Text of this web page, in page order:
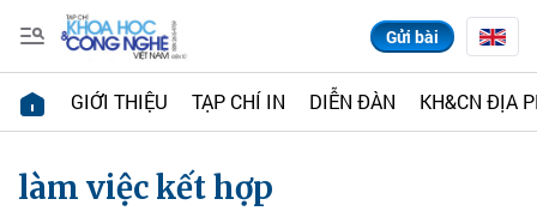
Gửi bài
GIỚI THIỆU TẠP CHÍ IN DIỄN ĐÀN KH&CN ĐỊA
làm việc kết hợp